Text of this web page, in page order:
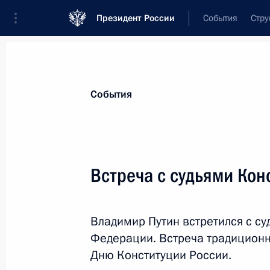
Президент России События
Лента событий
События
Встреча с судьями
Владимир Путин встретился с
Федерации. Встреча
Дню Конституции России.